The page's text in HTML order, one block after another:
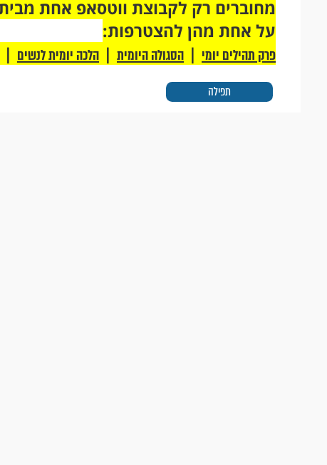
תפילה
על אחת מהן להצטרפות:
פרק תהילים יומי | הסגולה היומית | הלכה יומית לנשים |